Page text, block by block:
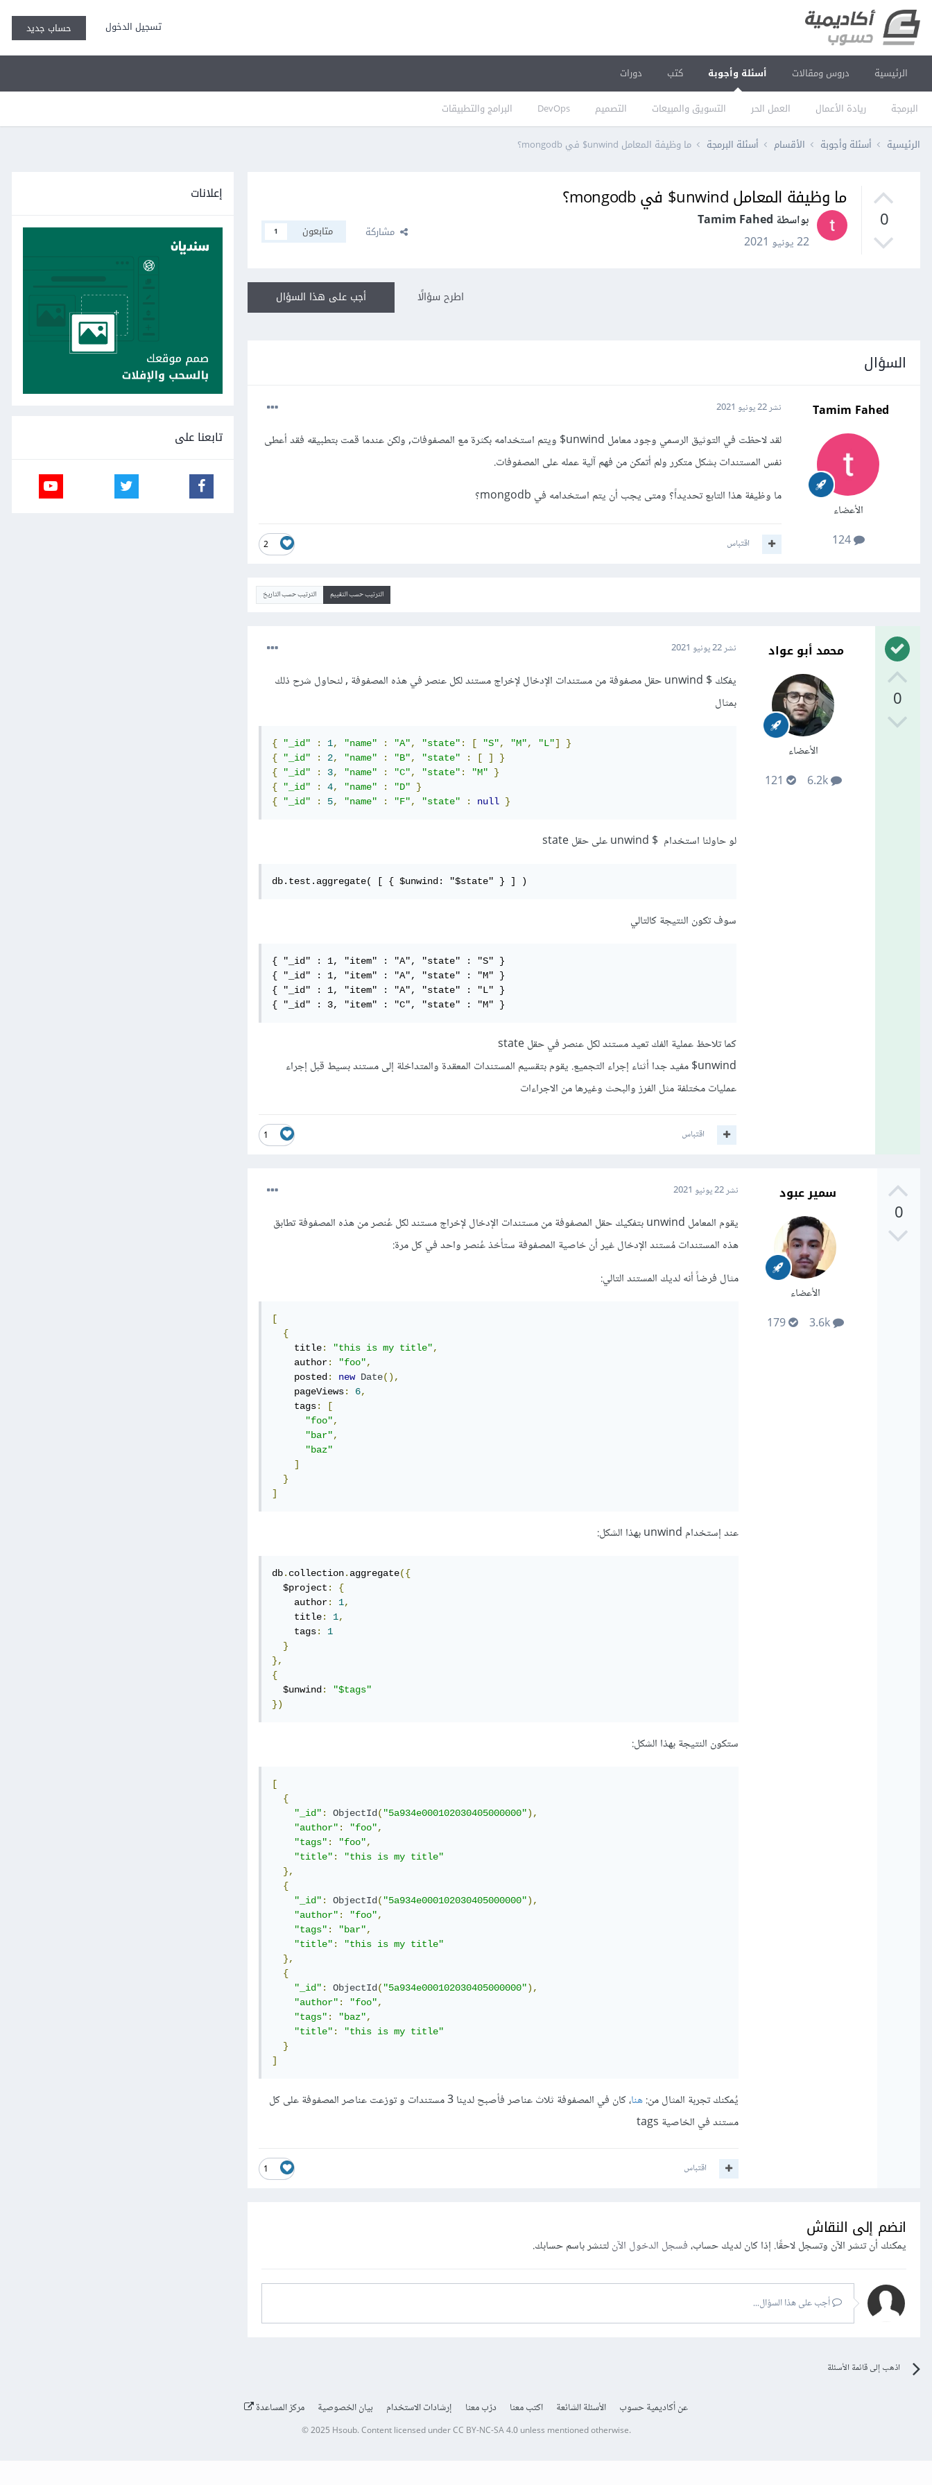
تسجيل الدخول حساب جديد
الرئيسية دروس ومقالات أسئلة وأجوبة
البرمجة ريادة الأعمال العمل الحر التسويق والمبيعات التصميم DevOps البرامج والتطبيقات
كتب دورات
الرئيسية أسئلة وأجوبة الأقسام أسئلة البرمجة ما وظيفة المعامل unwind$ في mongodb؟
0
ما وظيفة المعامل unwind$ في mongodb؟
بواسطة Tamim Fahed
22 يونيو 2021
مشاركة متابعون 1
أجب على هذا السؤال اطرح سؤالًا
السؤال
Tamim Fahed
الأعضاء
124
نشر22 يونيو 2021
لقد لاحظت في التوثيق الرسمي وجود معامل unwind$ ويتم استخدامه بكثرة مع المصفوفات, ولكن عندما قمت بتطبيقه فقد أعطى
نفس المستندات بشكل متكرر ولم أتمكن من فهم آلية عمله على المصفوفات.
ما وظيفة هذا التابع تحديداً؟ ومتى يجب أن يتم استخدامه في mongodb؟
2 اقتباس
الترتيب حسب التقييم الترتيب حسب التاريخ
0
محمد أبو عواد
الأعضاء
6.2k
نشر22 يونيو 2021
يفكك $ unwind حقل مصفوفة من مستندات الإدخال لإخراج مستند لكل عنصر في هذه المصفوفة , لنحاول شرح ذلك
بمثال
{ "_id" : 1, "name" : "A", "state" : [ "S", "M", "L"]
}
{
"_id" : 2, "name" : "B", "state" : [ ]
}
{
"_id" : 3, "name" : "C", "state" : "M"
}
{
"_id" : 4, "name" : "D"
}
{
"_id" : 5, "name" : "F", "state" : null }
لو حاولنا استخدام $ unwind على حقل state
db.test.aggregate( [ { $unwind: "$state" } ] )
سوف تكون النتيجة كالتالي
{ "_id" : 1, "item" : "A", "state" : "S" }
{ "_id" : 1, "item" : "A", "state" : "M" }
{ "_id" : 1, "item" : "A", "state" : "L" }
{ "_id" : 3, "item" : "C", "state" : "M" }
كما تلاحظ عملية الفك تعيد مستند لكل عنصر في حقل state
unwind$ مفيد جدا أثناء إجراء التجميع. يقوم بتقسيم المستندات المعقدة والمتداخلة إلى مستند بسيط قبل إجراء
عمليات مختلفة مثل الفرز والبحث وغيرها من الاجراءات
1 اقتباس
0
سمير عبود
الأعضاء
3.6k
179
نشر22 يونيو 2021
يقوم المعامل unwind بتفكيك حقل المصفوفة من مستندات الإدخال لإخراج مستند لكل عُنصر من هذه المصفوفة تطابق
هذه المستندات مُستند الإدخال غير أن خاصية المصفوفة ستأخذ عُنصر واحد في كل مرة:
مثال فرضاً أنه لديك المستند التالي:
[
{
    title
: "this is my title",
    author
: "foo",
    posted
: new Date(),
    pageViews
: 6,
    tags
:
[
"foo",
"bar",
"baz"
]
}
]
عند إستخدام unwind بهذا الشكل:
db. collection. aggregate({
  $project
:
{
    author
: 1,
    title
: 1,
    tags
:
1
}
},
{
  $unwind
:
"$tags"
})
ستكون النتيجة بهذا الشكل:
[
{
"_id" : ObjectId( "5a934e000102030405000000"),
"author" : "foo",
"tags" : "foo",
"title" :
"this is my title"
},
{
"_id" : ObjectId( "5a934e000102030405000000"),
"author" : "foo",
"tags" : "bar",
"title" :
"this is my title"
},
{
"_id" : ObjectId( "5a934e000102030405000000"),
"author" : "foo",
"tags" : "baz",
"title" :
"this is my title"
}
]
يُمكنك تجربة المثال من:هنا
، كان في المصفوفة ثلاث عناصر فأصبح لدينا 3 مستندات و توزعت عناصر المصفوفة على كل
مستند في الخاصية tags
1 اقتباس
انضم إلى النقاش
يمكنك أن تنشر الآن وتسجل لاحقًا. إذا كان لديك حساب،فسجل الدخول الآنلتنشر باسم حسابك.
أجب على هذا السؤال...
اذهب إلى قائمة الأسئلة
إعلانات
تابعنا على
عن أكاديمية حسوب الأسئلة الشائعة اكتب معنا درّب معنا إرشادات الاستخدام بيان الخصوصية مركز المساعدة
© 2025 Hsoub.Content licensed underCC BY-NC-SA 4.0unless mentioned otherwise.